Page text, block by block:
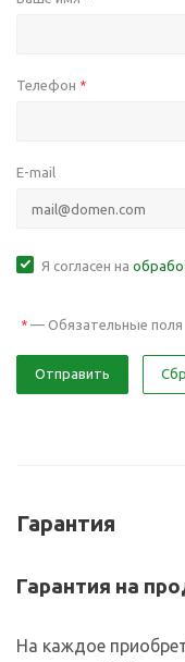
Телефон *
E-mail
Я согласен на
* — Обязательные поля
Отправить
Гарантия
Гарантия на
На каждое